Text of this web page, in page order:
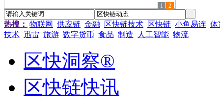
1 2
热搜： 物联网 供应链 金融 区快链技术 区快链 小鱼易连 体
技术 迅雷 旅游 数字货币 食品 制造 人工智能 物流
区快洞察®
区快链快讯